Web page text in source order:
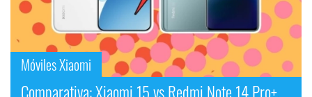
Móviles Xiaomi
Comparativa: Xiaomi 15 vs Redmi Note 14 Pro+,